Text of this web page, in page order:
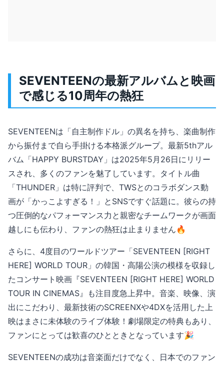
SEVENTEENの最新アルバムと映画
で感じる10周年の熱狂
SEVENTEENは「自主制作ドル」の異名を持ち、楽曲制作
から振付まで自ら手掛ける本格派グループ。最新5thアル
バム「HAPPY BURSTDAY」は2025年5月26日にリリー
スされ、多くのファンを魅了しています。タイトル曲
「THUNDER」は特に評判で、TWSとのコラボダンス動
画が「かっこよすぎる！」とSNSですぐ話題に。彼らの持
つ圧倒的なパフォーマンス力と親密なチームワークが画面
越しにも伝わり、ファンの熱狂は止まりません🔥
さらに、4度目のワールドツアー「SEVENTEEN [RIGHT
HERE] WORLD TOUR」の韓国・高陽公演の模様を収録し
たコンサート映画『SEVENTEEN [RIGHT HERE] WORLD
TOUR IN CINEMAS』も注目度急上昇中。音楽、映像、演
出にこだわり、最新技術のSCREENXや4DXを活用した上
映はまさに未体験のライブ体験！劇場限定の特典もあり、
ファンにとっては歓喜のひとときとなっています🎉
SEVENTEENの成功は音楽面だけでなく、日本でのファン